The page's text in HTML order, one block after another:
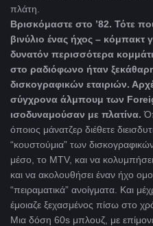
πλάτη.
Βρισκόμαστε στο ’82. Τότε
βινύλιο ένας ήχος –
δυνατόν περισσότερα
στο ραδιόφωνο ήταν
δισκογραφικών εταιριών.
σύγχρονα άλμπουμ των
ισοδυναμούσαν με πλατίνα.
όποιος μάνατζερ διέθετε
“κουστούμια” των
μέσο, το MTV, και να
και να ακολουθήσει έναν ήχο
“πειραματικά” ανοίγματα. Και
έμοιαζε ξεχασμένος πίσω στο
Μια δόση 60s μπλουζ, με